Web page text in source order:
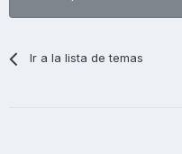
Ir a la lista de temas